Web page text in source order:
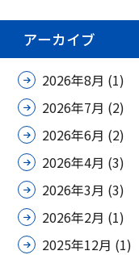
アーカイブ
2026年8月 (1)
2026年7月 (2)
2026年6月 (2)
2026年4月 (3)
2026年3月 (3)
2026年2月 (1)
2025年12月 (1)